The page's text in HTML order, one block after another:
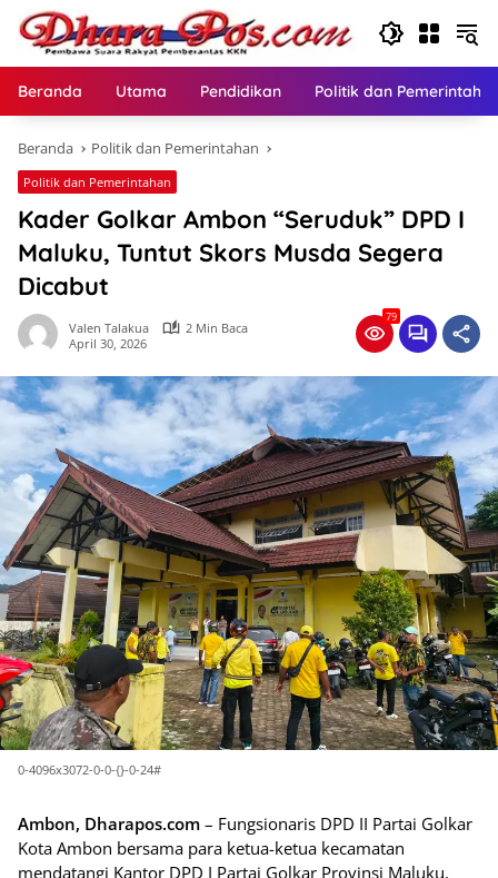
Langsung
konten
Beranda Utama Pendidikan Politik dan
Beranda Politik dan Pemerintahan
Politik dan Pemerintahan
Kader Golkar Ambon “Seruduk” DPD I
Maluku, Tuntut Skors Musda Segera
Dicabut
Valen Talakua
2 Min Baca
April 30, 2026
79
0-4096x3072-0-0-{}-0-24#
Ambon, Dharapos.com – Fungsionaris DPD II Partai Golkar
Kota Ambon bersama para ketua-ketua kecamatan
mendatangi Kantor DPD I Partai Golkar Provinsi Maluku,